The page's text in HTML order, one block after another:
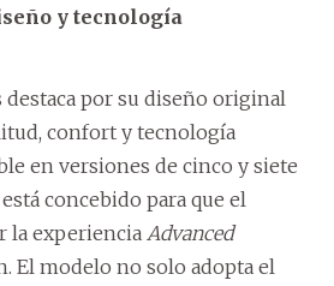
y tecnología
por su diseño original
confort y tecnología
en versiones de cinco y siete
concebido para que el
la experiencia Advanced
El modelo no solo adopta el